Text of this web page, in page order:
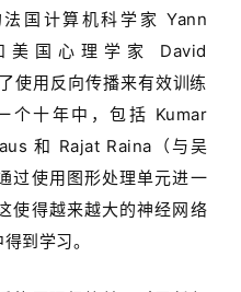
国计算机科学家 Yann
美国心理学家 David
使用反向传播来有效训练
个十年中，包括 Kumar
和 Rajat Raina（与吴
过使用图形处理单元进一
使得越来越大的神经网络
到学习。